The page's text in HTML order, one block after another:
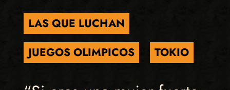
LAS QUE LUCHAN
JUEGOS OLIMPICOS
TOKIO